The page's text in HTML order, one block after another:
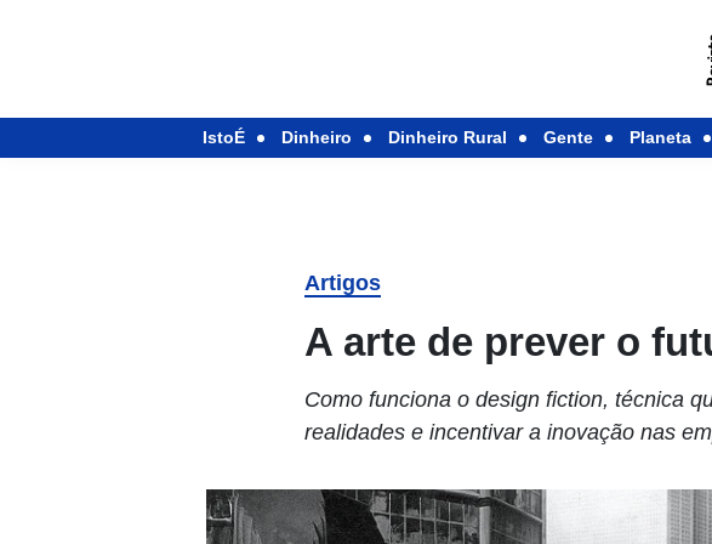
IstoÉ Dinheiro Dinheiro Rural Gente Planeta
Artigos
A arte de prever o
Como funciona o design fiction, técnica
realidades e incentivar a inovação nas